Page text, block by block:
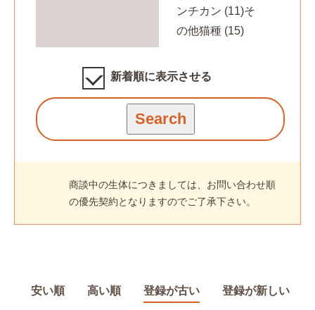
ンチカン (11)そ
の他猫種 (15)
新着順に表示させる
商談中の生体につきましては、お問い合わせ順
の優先契約となりますのでご了承下さい。
安い順 高い順 登録が古い 登録が新しい